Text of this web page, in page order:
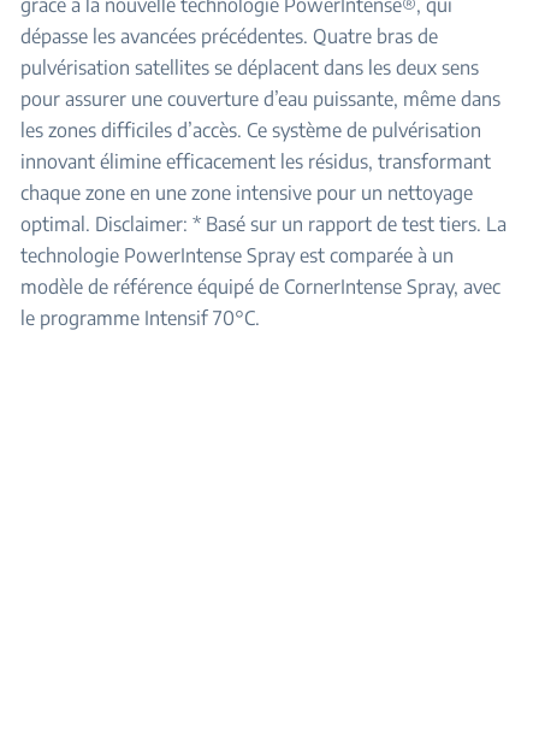
grâce à la nouvelle technologie PowerIntense®, qui
dépasse les avancées précédentes. Quatre bras de
pulvérisation satellites se déplacent dans les deux sens
pour assurer une couverture d’eau puissante, même dans
les zones difficiles d’accès. Ce système de pulvérisation
innovant élimine efficacement les résidus, transformant
chaque zone en une zone intensive pour un nettoyage
optimal. Disclaimer: * Basé sur un rapport de test tiers. La
technologie PowerIntense Spray est comparée à un
modèle de référence équipé de CornerIntense Spray, avec
le programme Intensif 70°C.